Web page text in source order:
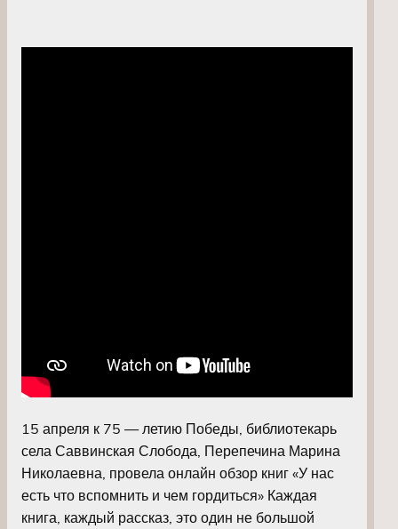
15 апреля к 75 — летию Победы, библиотекарь
села Саввинская Слобода, Перепечина Марина
Николаевна, провела онлайн обзор книг «У нас
есть что вспомнить и чем гордиться» Каждая
книга, каждый рассказ, это один не большой